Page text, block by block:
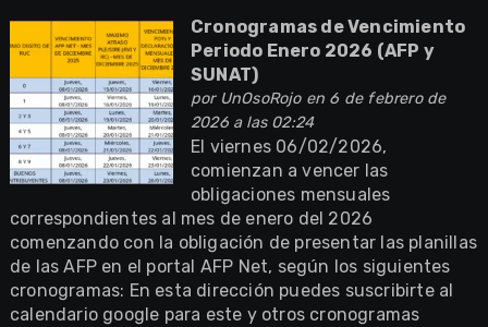
Cronogramas de Vencimiento
Periodo Enero 2026 (AFP y
SUNAT)
por UnOsoRojoen 6 de febrero de
2026 a las 02:24
El viernes 06/02/2026,
comienzan a vencer las
obligaciones mensuales
correspondientes al mes de enero del 2026
comenzando con la obligación de presentar las planillas
de las AFP en el portal AFP Net, según los siguientes
cronogramas: En esta dirección puedes suscribirte al
calendario google para este y otros cronogramas